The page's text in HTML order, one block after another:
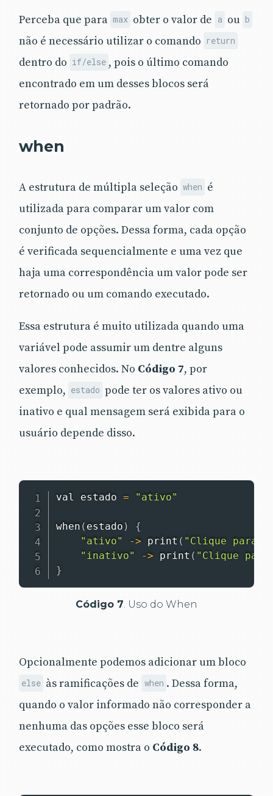
Perceba que para max obter o valor de a ou b
não é necessário utilizar o comando return
dentro do if/else , pois o último comando
encontrado em um desses blocos será
retornado por padrão.
when
A estrutura de múltipla seleção when é
utilizada para comparar um valor com
conjunto de opções. Dessa forma, cada opção
é verificada sequencialmente e uma vez que
haja uma correspondência um valor pode ser
retornado ou um comando executado.
Essa estrutura é muito utilizada quando uma
variável pode assumir um dentre alguns
valores conhecidos. No Código 7, por
exemplo, estado pode ter os valores ativo ou
inativo e qual mensagem será exibida para o
usuário depende disso.
val estado = "ativo"
when ( estado )
{
"ativo"
-> print ( "Clique para
"inativo"
-> print ( "Clique
}
Código 7 . Uso do When
Opcionalmente podemos adicionar um bloco
else às ramificações de when . Dessa forma,
quando o valor informado não corresponder a
nenhuma das opções esse bloco será
executado, como mostra o Código 8.